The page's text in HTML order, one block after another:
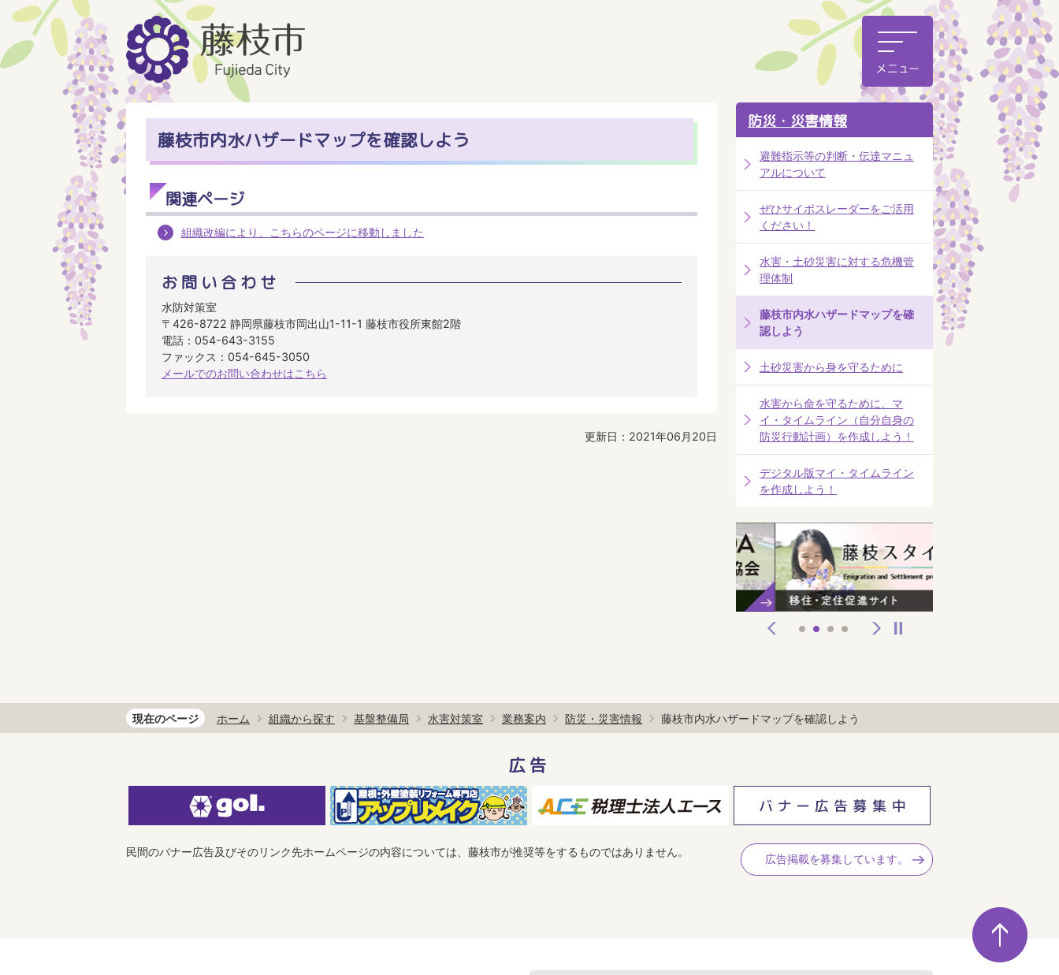
藤枝市内水ハザードマップを確認しよう
関連ページ
組織改編により、こちらのページに移動しました
お問い合わせ
水防対策室
〒426-8722 静岡県藤枝市岡出山1-11-1 藤枝市役所東館2階
電話：054-643-3155
ファックス：054-645-3050
メールでのお問い合わせはこちら
更新日：2021年06月20日
防災・災害情報
避難指示等の判断・伝達マニュ
アルについて
ぜひサイポスレーダーをご活用
ください！
水害・土砂災害に対する危機管
理体制
藤枝市内水ハザードマップを確
認しよう
土砂災害から身を守るために
水害から命を守るために、マ
イ・タイムライン（自分自身の
防災行動計画）を作成しよう！
デジタル版マイ・タイムライン
を作成しよう！
現在のページ ホーム 組織から探す 基盤整備局 水害対策室 業務案内 防災・災害情報 藤枝市内水ハザードマップを確認しよう
広告
民間のバナー広告及びそのリンク先ホームページの内容については、藤枝市が推奨等をするものではありません。
広告掲載を募集しています。
ペ
ー
ジ
の